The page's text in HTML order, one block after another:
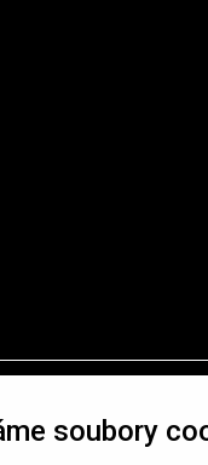
soubory